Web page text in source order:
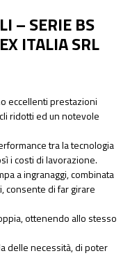
– SERIE BS
ITALIA SRL
eccellenti prestazioni
ridotti ed un notevole
tra la tecnologia
i costi di lavorazione.
a ingranaggi, combinata
consente di far girare
ottenendo allo stesso
delle necessità, di poter